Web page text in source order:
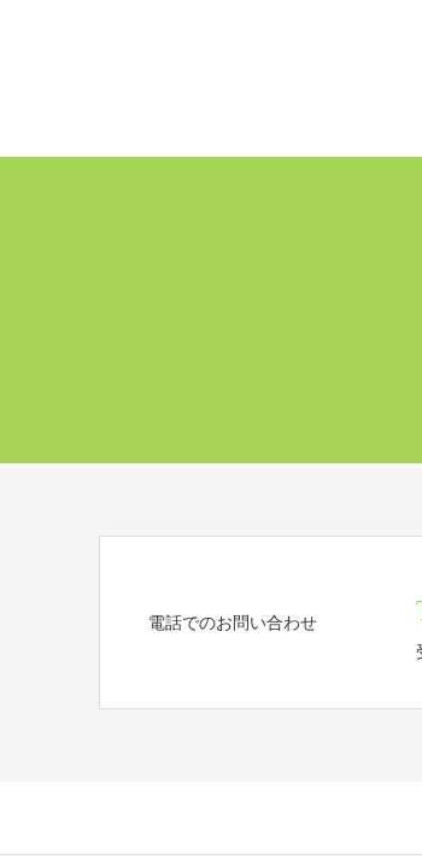
電話でのお問い合わせ